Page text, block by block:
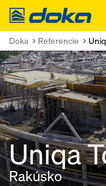
Doka
Doka Referencie
Uniqa
Rakúsko